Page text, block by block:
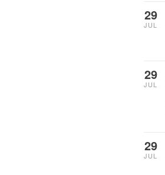
29
JUL
29
JUL
29
JUL